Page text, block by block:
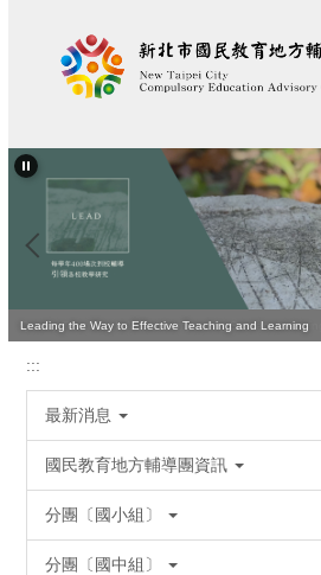
區
Quality Teaching Is Vital for Improving Student Learning
Leading the Way to Effective Teaching and Learning
:::
最新消息
國民教育地方輔導團資訊
分團〔國小組〕
分團〔國中組〕